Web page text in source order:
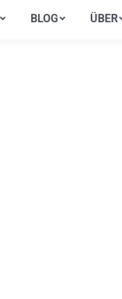
BLOG ÜBER
BLOG ÜBER